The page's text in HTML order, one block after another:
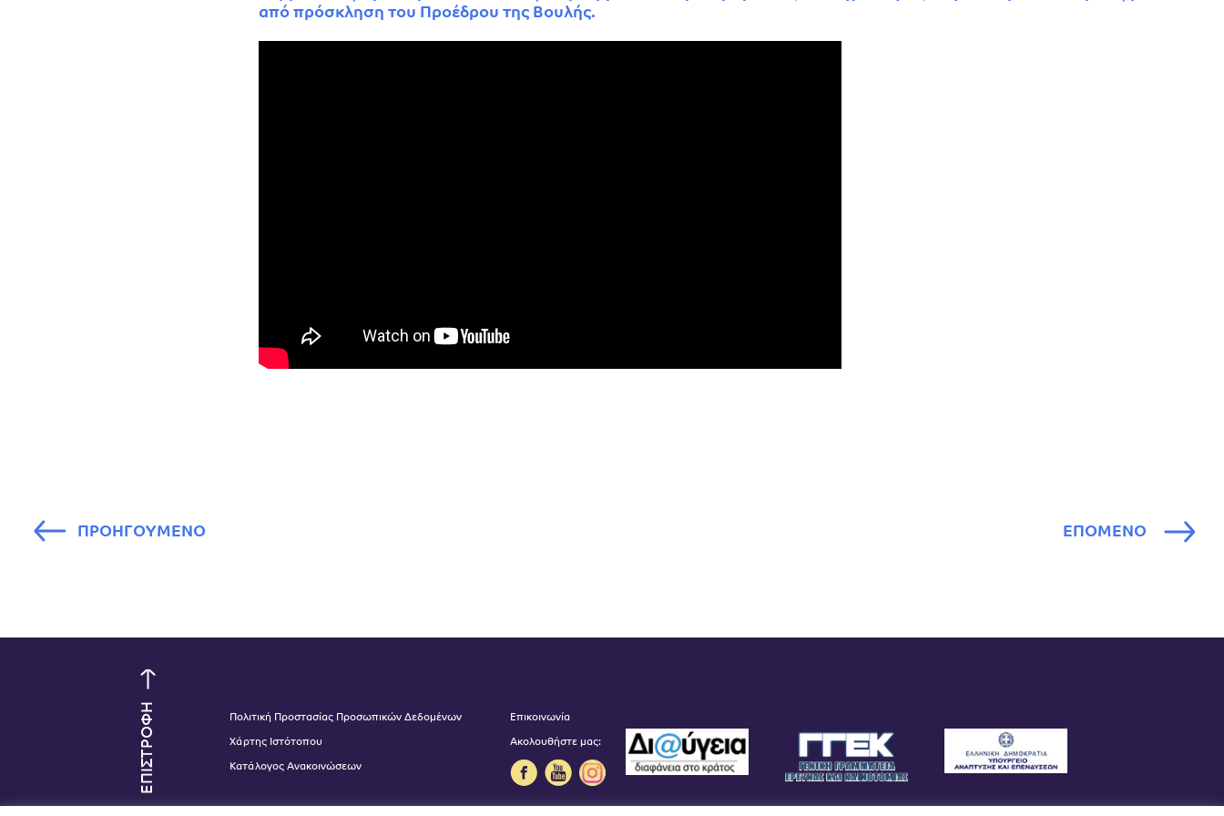
από πρόσκληση του Προέδρου της Βουλής.
ΠΡΟΗΓΟΥΜΕΝΟ ΕΠΟΜΕΝΟ
ΕΠΙΣΤΡΟΦΗ Πολιτική Προστασίας Προσωπικών Δεδομένων
Χάρτης Ιστότοπου
Κατάλογος Ανακοινώσεων
Επικοινωνία
Ακολουθήστε μας: